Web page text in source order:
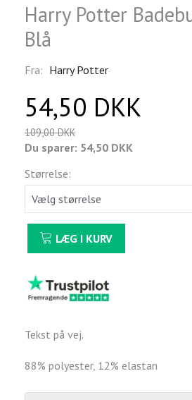
Harry Potter
Blå
Fra: Harry Potter
54,50 DKK
109,00 DKK
Du sparer: 54,50 DKK
Størrelse:
LÆG I KURV
Tekst på vej.
88% polyester, 12% elastan